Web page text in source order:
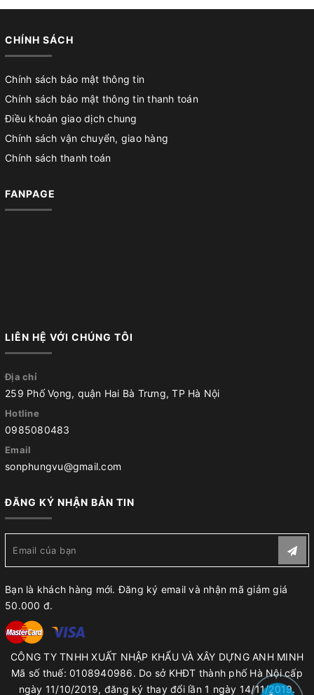
CHÍNH SÁCH
Chính sách bảo mật thông tin
Chính sách bảo mật thông tin thanh toán
Điều khoản giao dịch chung
Chính sách vận chuyển, giao hàng
Chính sách thanh toán
FANPAGE
LIÊN HỆ VỚI CHÚNG TÔI
Địa chỉ
259 Phố Vọng, quận Hai Bà Trưng, TP Hà Nội
Hotline
0985080483
Email
sonphungvu@gmail.com
ĐĂNG KÝ NHẬN BẢN TIN
Bạn là khách hàng mới. Đăng ký email và nhận mã giảm giá
50.000 đ.
CÔNG TY TNHH XUẤT NHẬP KHẨU VÀ XÂY DỰNG ANH MINH
Mã số thuế: 0108940986. Do sở KHĐT thành phố Hà Nội cấp
ngày 11/10/2019, đăng ký thay đổi lần 1 ngày 14/11/2019.